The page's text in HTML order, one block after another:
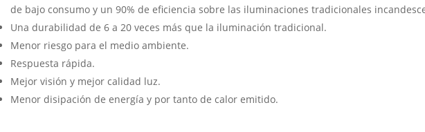
de bajo consumo y un 90% de eficiencia sobre las iluminaciones tradicionales
Una durabilidad de 6 a 20 veces más que la iluminación tradicional.
Menor riesgo para el medio ambiente.
Respuesta rápida.
Mejor visión y mejor calidad luz.
Menor disipación de energía y por tanto de calor emitido.